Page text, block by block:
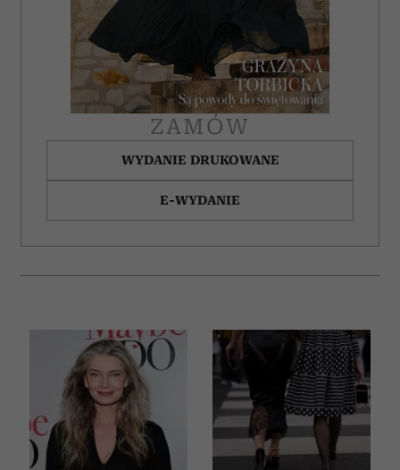
ZAMÓW
WYDANIE DRUKOWANE
E-WYDANIE